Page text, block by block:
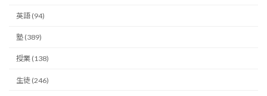
英語 (94)
塾 (389)
授業 (138)
生徒 (246)